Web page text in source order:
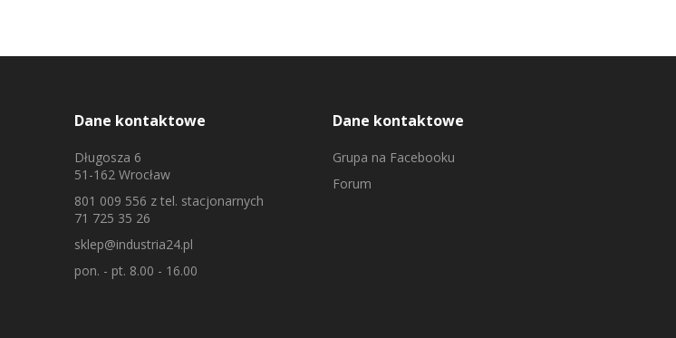
Dane kontaktowe
Długosza 6
51-162 Wrocław
801 009 556 z tel. stacjonarnych
71 725 35 26
sklep@industria24.pl
pon. - pt. 8.00 - 16.00
Dane kontaktowe
Grupa na Facebooku
Forum